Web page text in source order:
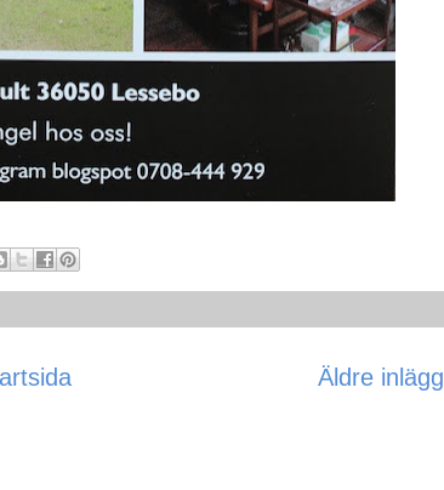
Äldre inlägg